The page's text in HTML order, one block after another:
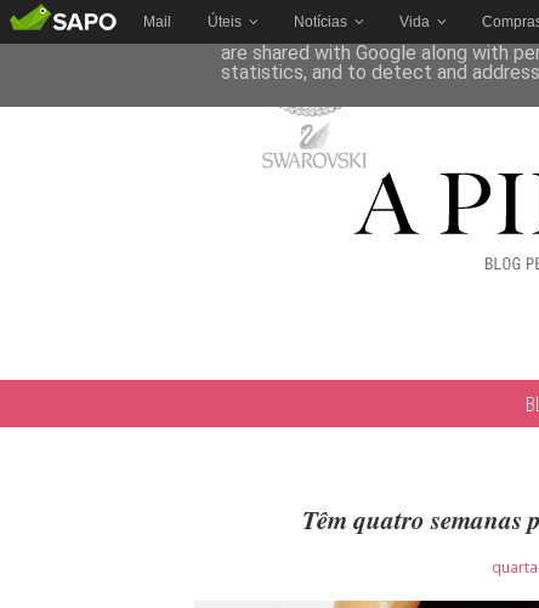
Mail Úteis Notícias Vida
Têm quatro
This site uses cookies from Google
are shared with Google along with
statistics, and to detect and